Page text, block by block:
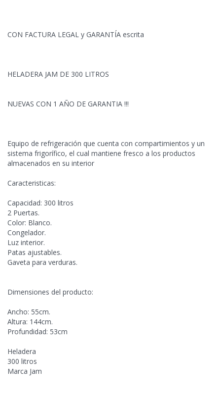
CON FACTURA LEGAL y GARANTÍA escrita
HELADERA JAM DE 300 LITROS
NUEVAS CON 1 AÑO DE GARANTIA !!!
Equipo de refrigeración que cuenta con compartimientos y un
sistema frigorífico, el cual mantiene fresco a los productos
almacenados en su interior
Caracteristicas:
Capacidad: 300 litros
2 Puertas.
Color: Blanco.
Congelador.
Luz interior.
Patas ajustables.
Gaveta para verduras.
Dimensiones del producto:
Ancho: 55cm.
Altura: 144cm.
Profundidad: 53cm
Heladera
300 litros
Marca Jam